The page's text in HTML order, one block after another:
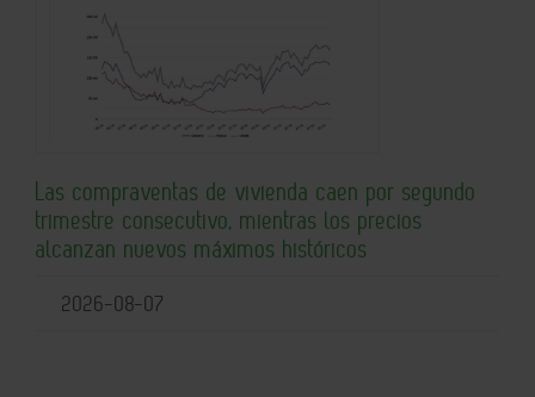
Las compraventas de vivienda caen por segundo
trimestre consecutivo, mientras los precios
alcanzan nuevos máximos históricos
2026-08-07